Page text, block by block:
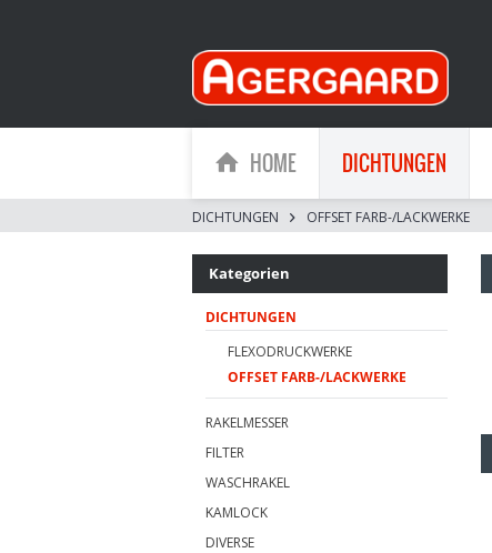
HOME DICHTUNGEN
DICHTUNGEN OFFSET FARB-/LACKWERKE
Kategorien
DICHTUNGEN
FLEXODRUCKWERKE
OFFSET FARB-/LACKWERKE
RAKELMESSER
FILTER
WASCHRAKEL
KAMLOCK
DIVERSE